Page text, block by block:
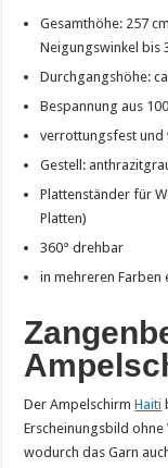
Gesamthöhe: 257
Neigungswinkel bis
Durchgangshöhe:
Bespannung aus
verrottungsfest und
Gestell:
Plattenständer für
Platten)
360° drehbar
in mehreren Farben
Der AmpelschirmHaiti
Erscheinungsbild
wodurch das Garn